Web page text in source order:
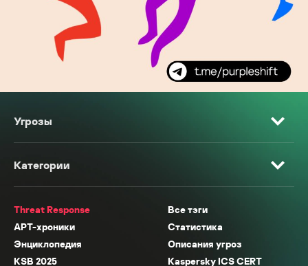
Угрозы
Категории
Threat Response
Все тэги
APT-хроники
Статистика
Энциклопедия
Описания угроз
KSB 2025
Kaspersky ICS CERT